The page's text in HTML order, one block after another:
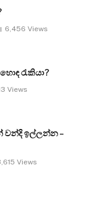
6,456 Views
රැකියා?
Views
වන්දි ඉල්ලන්න –
Views